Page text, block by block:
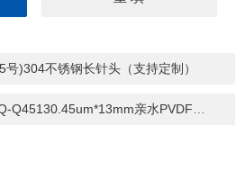
)304不锈钢长针头（支持定制）
亲水PVDF聚偏氟乙烯针式过滤器